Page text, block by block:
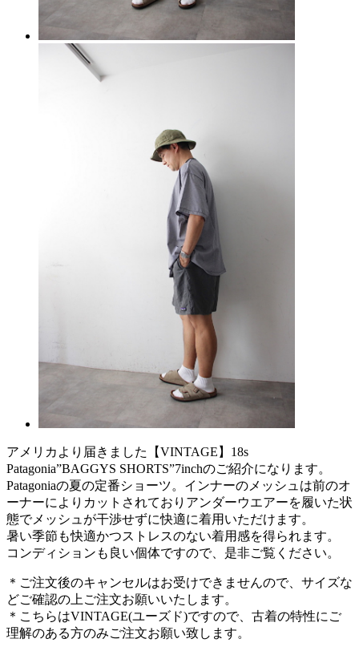
アメリカより届きました【VINTAGE】18s
Patagonia”BAGGYS SHORTS”7inchのご紹介になります。
Patagoniaの夏の定番ショーツ。インナーのメッシュは前のオ
ーナーによりカットされておりアンダーウエアーを履いた状
態でメッシュが干渉せずに快適に着用いただけます。
暑い季節も快適かつストレスのない着用感を得られます。
コンディションも良い個体ですので、是非ご覧ください。
＊ご注文後のキャンセルはお受けできませんので、サイズな
どご確認の上ご注文お願いいたします。
＊こちらはVINTAGE(ユーズド)ですので、古着の特性にご
理解のある方のみご注文お願い致します。